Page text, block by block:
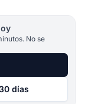
No se
días